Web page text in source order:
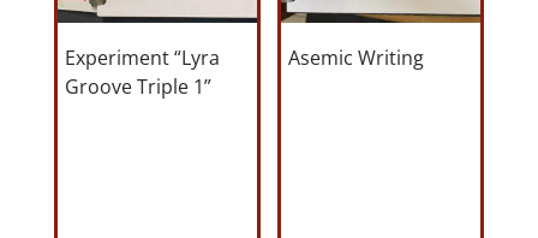
Experiment “Lyra
Groove Triple 1”
Asemic Writing